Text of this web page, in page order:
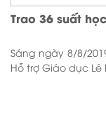
Trao 36 suất
Sáng ngày 8/8/
Hỗ trợ Giáo dục